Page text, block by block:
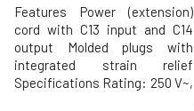
Features Power (extension)
cord with C13 input and C14
output Molded plugs with
integrated strain relief
Specifications Rating: 250 V~,